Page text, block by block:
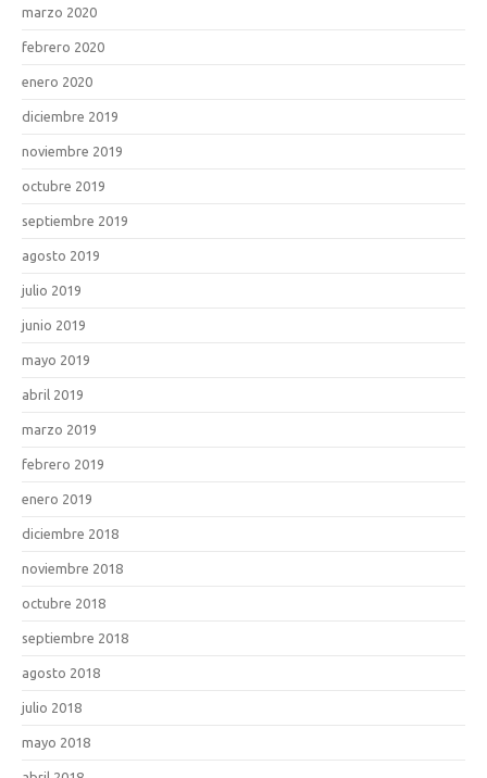
marzo 2020
febrero 2020
enero 2020
diciembre 2019
noviembre 2019
octubre 2019
septiembre 2019
agosto 2019
julio 2019
junio 2019
mayo 2019
abril 2019
marzo 2019
febrero 2019
enero 2019
diciembre 2018
noviembre 2018
octubre 2018
septiembre 2018
agosto 2018
julio 2018
mayo 2018